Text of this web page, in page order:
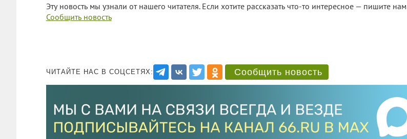
Эту новость мы узнали от нашего читателя. Если хотите рассказать что-то интересное — пишите
Сообщить новость
ЧИТАЙТЕ НАС В СОЦСЕТЯХ: Сообщить новость